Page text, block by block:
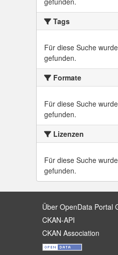
Tags
Für diese Suche
gefunden.
Formate
Für diese Suche
gefunden.
Lizenzen
Für diese Suche
gefunden.
Über OpenData Portal
CKAN-API
CKAN Association